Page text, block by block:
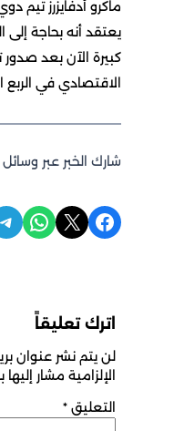
ماكرو أدفايزرز تيم
يعتقد أنه بحاجة إلى
كبيرة الآن بعد صدور
الاقتصادي في الربع
شارك الخبر عبر وسائل
Share on Facebook
Share on X
Share on WhatsApp
Share on Telegram
اترك تعليقاً
لن يتم نشر عنوان
الإلزامية مشار إليها بـ *
التعليق*